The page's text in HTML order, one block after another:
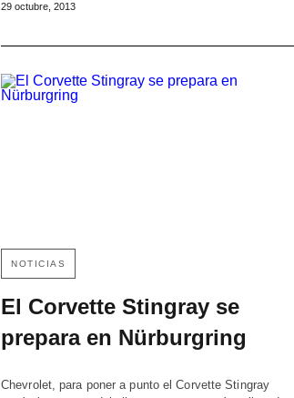
29 octubre, 2013
NOTICIAS
El Corvette Stingray se
prepara en Nürburgring
Chevrolet, para poner a punto el Corvette Stingray